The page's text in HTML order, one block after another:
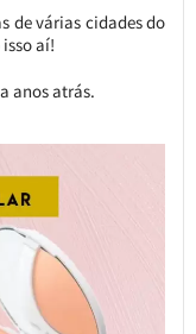
de várias cidades do
aí!
anos atrás.